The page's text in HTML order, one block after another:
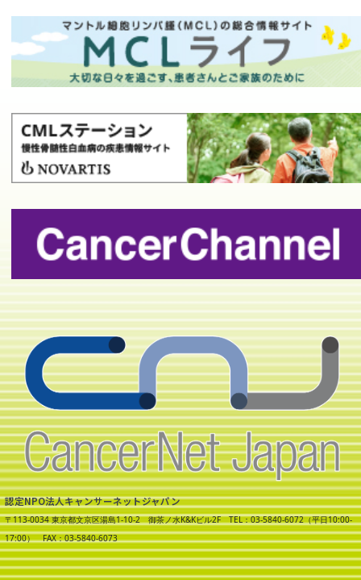
認定NPO法人キャンサーネットジャパン
〒113-0034 東京都文京区湯島1-10-2 御茶ノ水K&Kビル2F TEL：03-5840-6072（平日10:00-
17:00） FAX：03-5840-6073